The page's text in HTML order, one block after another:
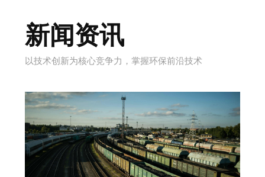
新闻资讯
以技术创新为核心竞争力，掌握环保前沿技术